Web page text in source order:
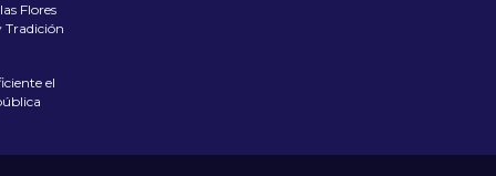
Flores
Tradición
el